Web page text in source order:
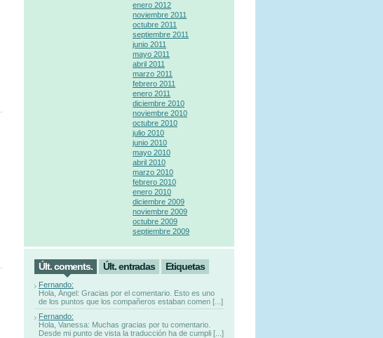
enero 2012
noviembre 2011
octubre 2011
septiembre 2011
junio 2011
mayo 2011
abril 2011
marzo 2011
febrero 2011
enero 2011
diciembre 2010
noviembre 2010
octubre 2010
julio 2010
junio 2010
mayo 2010
abril 2010
marzo 2010
febrero 2010
enero 2010
diciembre 2009
noviembre 2009
octubre 2009
septiembre 2009
Últ. coments. Últ. entradas Etiquetas
Fernando:
Hola, Ángel: Gracias por el comentario. Esto es uno
de los puntos que los compañeros estaban comen [...]
Fernando:
Hola, Vanessa: Muchas gracias por tu comentario.
Desde mi punto de vista la traducción ha de cumpli [...]